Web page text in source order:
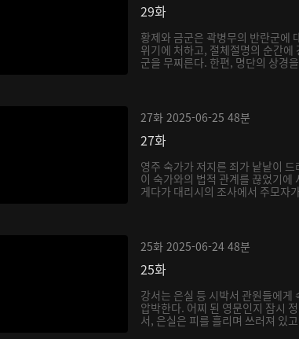
29화
황제와 금군은 곽병무의 반란군에
위기에 처하고, 절체절명의 순간에
군을 무찌른다. 한편, 명단의 상경
27화 2025-06-25 48분
27화
영주 숙가가 저지른 죄가 낱낱이
이 숙가와의 법적 관계를 끊었기에
게다가 대리시의 조사에서 주모자
25화 2025-06-24 48분
25화
강서는 은실 등 시박서 관원들에게
압박한다. 어찌 된 영문인지 잠시
서, 은실은 피를 흘리며 쓰러져 있